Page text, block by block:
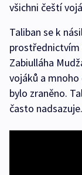
všichni čeští
Taliban se k
prostřednictvím
Zabiulláha
vojáků a mnoho
bylo zraněno.
často nadsazuje.